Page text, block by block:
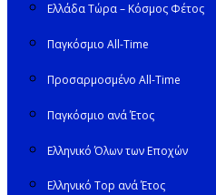
Ελλάδα Τώρα – Κόσμος Φέτος
Παγκόσμιο All-Time
Προσαρμοσμένο All-Time
Παγκόσμιο ανά Έτος
Ελληνικό Όλων των Εποχών
Ελληνικό Top ανά Έτος